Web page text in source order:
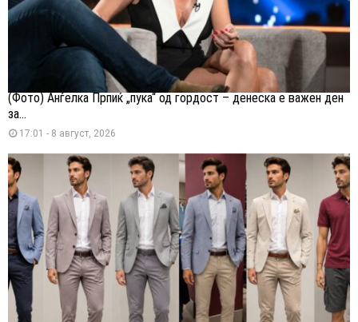
(Фото) Анѓелка Прпиќ „пука“ од гордост – денеска е важен ден
за...
17:01 - 8 август, 2026